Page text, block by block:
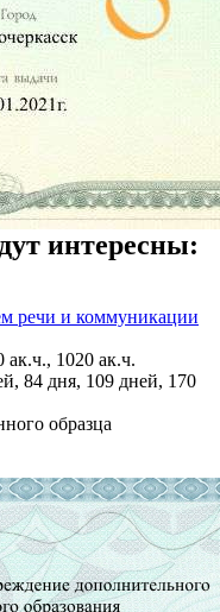
интересны:
речи и коммуникации
ак.ч., 1020 ак.ч.
84 дня, 109 дней, 170
образца